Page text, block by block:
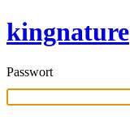
kingnature
Passwort